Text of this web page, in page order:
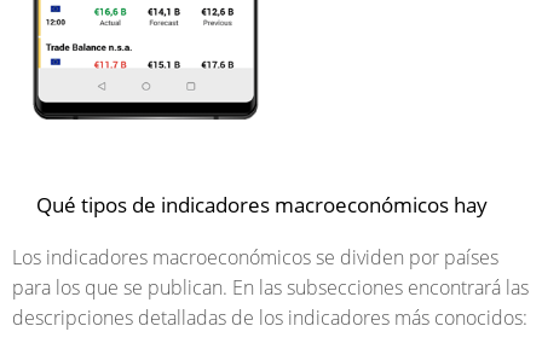
Qué tipos de indicadores macroeconómicos hay
Los indicadores macroeconómicos se dividen por países
para los que se publican. En las subsecciones encontrará las
descripciones detalladas de los indicadores más conocidos: